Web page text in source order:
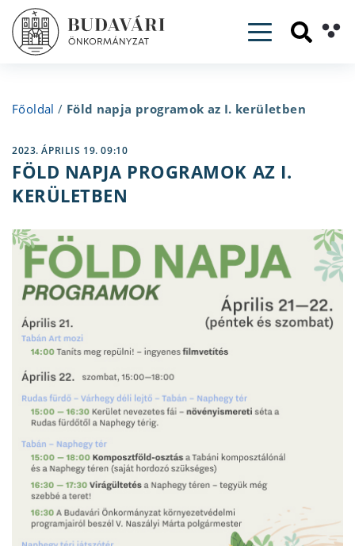
Toggle
Főoldal / Föld napja programok az I. kerületben
2023. ÁPRILIS 19. 09:10
FÖLD NAPJA PROGRAMOK AZ I.
KERÜLETBEN